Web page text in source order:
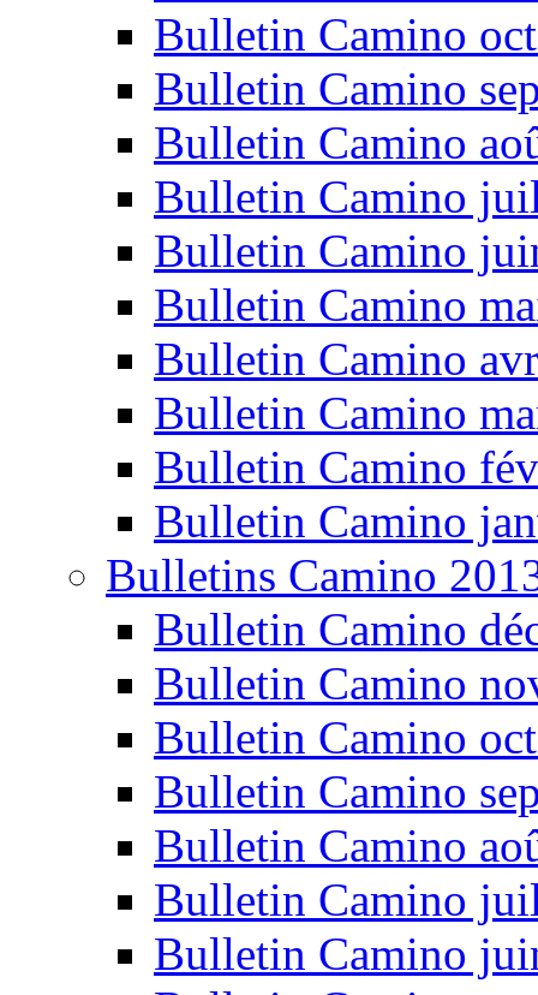
Bulletin Camino
Bulletin Camino
Bulletin Camino
Bulletin Camino
Bulletin Camino
Bulletin Camino
Bulletin Camino
Bulletin Camino
Bulletin Camino
Bulletin Camino
Bulletins Camino
Bulletin Camino
Bulletin Camino
Bulletin Camino
Bulletin Camino
Bulletin Camino
Bulletin Camino
Bulletin Camino